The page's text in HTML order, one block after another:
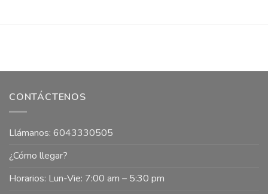
CONTÁCTENOS
Llámanos: 6043330505
¿Cómo llegar?
Horarios: Lun-Vie: 7:00 am – 5:30 pm